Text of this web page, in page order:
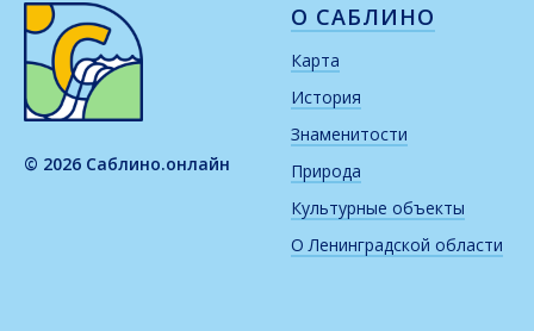
© 2026 Саблино.онлайн
О САБЛИНО
Карта
История
Знаменитости
Природа
Культурные объекты
О Ленинградской области